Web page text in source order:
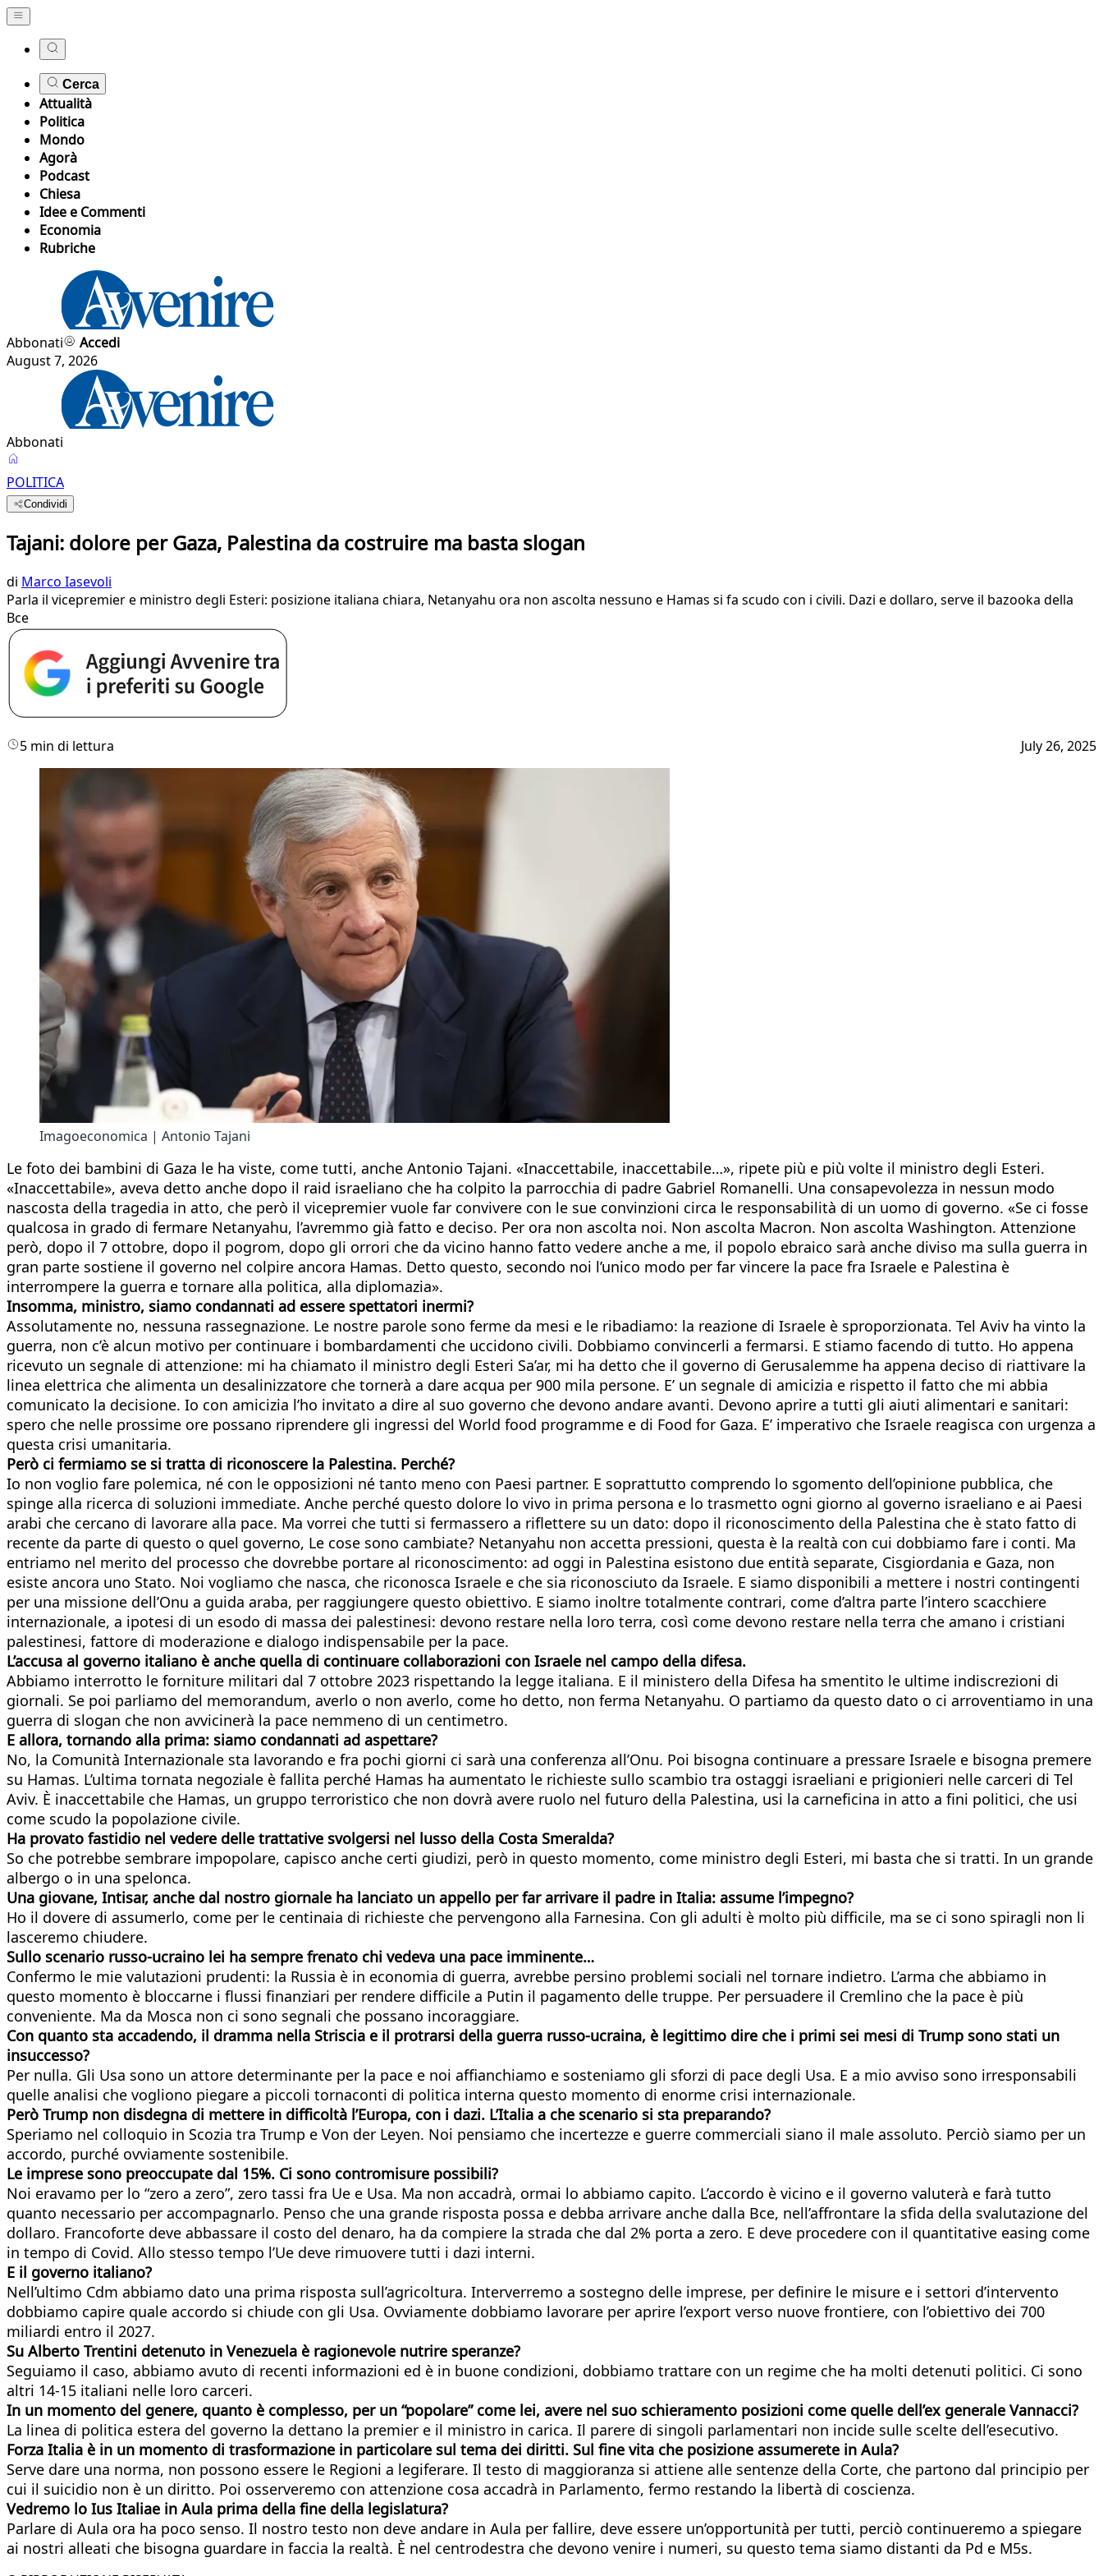
Cerca
Attualità
Politica
Mondo
Agorà
Podcast
Chiesa
Idee e Commenti
Economia
Rubriche
Abbonati
Accedi
August 7, 2026
Abbonati
POLITICA
Condividi
Tajani: dolore per Gaza, Palestina da costruire ma basta slogan
di Marco Iasevoli
Parla il vicepremier e ministro degli Esteri: posizione italiana chiara, Netanyahu ora non ascolta nessuno e Hamas si fa scudo con i civili. Dazi e dollaro, serve il bazooka della
Bce
5 min di lettura July 26, 2025
Imagoeconomica | Antonio Tajani
Le foto dei bambini di Gaza le ha viste, come tutti, anche Antonio Tajani. «Inaccettabile, inaccettabile…», ripete più e più volte il ministro degli Esteri.
«Inaccettabile», aveva detto anche dopo il raid israeliano che ha colpito la parrocchia di padre Gabriel Romanelli. Una consapevolezza in nessun modo
nascosta della tragedia in atto, che però il vicepremier vuole far convivere con le sue convinzioni circa le responsabilità di un uomo di governo. «Se ci fosse
qualcosa in grado di fermare Netanyahu, l’avremmo già fatto e deciso. Per ora non ascolta noi. Non ascolta Macron. Non ascolta Washington. Attenzione
però, dopo il 7 ottobre, dopo il pogrom, dopo gli orrori che da vicino hanno fatto vedere anche a me, il popolo ebraico sarà anche diviso ma sulla guerra in
gran parte sostiene il governo nel colpire ancora Hamas. Detto questo, secondo noi l’unico modo per far vincere la pace fra Israele e Palestina è
interrompere la guerra e tornare alla politica, alla diplomazia».
Insomma, ministro, siamo condannati ad essere spettatori inermi?
Assolutamente no, nessuna rassegnazione. Le nostre parole sono ferme da mesi e le ribadiamo: la reazione di Israele è sproporzionata. Tel Aviv ha vinto la
guerra, non c’è alcun motivo per continuare i bombardamenti che uccidono civili. Dobbiamo convincerli a fermarsi. E stiamo facendo di tutto. Ho appena
ricevuto un segnale di attenzione: mi ha chiamato il ministro degli Esteri Sa’ar, mi ha detto che il governo di Gerusalemme ha appena deciso di riattivare la
linea elettrica che alimenta un desalinizzatore che tornerà a dare acqua per 900 mila persone. E’ un segnale di amicizia e rispetto il fatto che mi abbia
comunicato la decisione. Io con amicizia l’ho invitato a dire al suo governo che devono andare avanti. Devono aprire a tutti gli aiuti alimentari e sanitari:
spero che nelle prossime ore possano riprendere gli ingressi del World food programme e di Food for Gaza. E’ imperativo che Israele reagisca con urgenza a
questa crisi umanitaria.
Però ci fermiamo se si tratta di riconoscere la Palestina. Perché?
Io non voglio fare polemica, né con le opposizioni né tanto meno con Paesi partner. E soprattutto comprendo lo sgomento dell’opinione pubblica, che
spinge alla ricerca di soluzioni immediate. Anche perché questo dolore lo vivo in prima persona e lo trasmetto ogni giorno al governo israeliano e ai Paesi
arabi che cercano di lavorare alla pace. Ma vorrei che tutti si fermassero a riflettere su un dato: dopo il riconoscimento della Palestina che è stato fatto di
recente da parte di questo o quel governo, Le cose sono cambiate? Netanyahu non accetta pressioni, questa è la realtà con cui dobbiamo fare i conti. Ma
entriamo nel merito del processo che dovrebbe portare al riconoscimento: ad oggi in Palestina esistono due entità separate, Cisgiordania e Gaza, non
esiste ancora uno Stato. Noi vogliamo che nasca, che riconosca Israele e che sia riconosciuto da Israele. E siamo disponibili a mettere i nostri contingenti
per una missione dell’Onu a guida araba, per raggiungere questo obiettivo. E siamo inoltre totalmente contrari, come d’altra parte l’intero scacchiere
internazionale, a ipotesi di un esodo di massa dei palestinesi: devono restare nella loro terra, così come devono restare nella terra che amano i cristiani
palestinesi, fattore di moderazione e dialogo indispensabile per la pace.
L’accusa al governo italiano è anche quella di continuare collaborazioni con Israele nel campo della difesa.
Abbiamo interrotto le forniture militari dal 7 ottobre 2023 rispettando la legge italiana. E il ministero della Difesa ha smentito le ultime indiscrezioni di
giornali. Se poi parliamo del memorandum, averlo o non averlo, come ho detto, non ferma Netanyahu. O partiamo da questo dato o ci arroventiamo in una
guerra di slogan che non avvicinerà la pace nemmeno di un centimetro.
E allora, tornando alla prima: siamo condannati ad aspettare?
No, la Comunità Internazionale sta lavorando e fra pochi giorni ci sarà una conferenza all’Onu. Poi bisogna continuare a pressare Israele e bisogna premere
su Hamas. L’ultima tornata negoziale è fallita perché Hamas ha aumentato le richieste sullo scambio tra ostaggi israeliani e prigionieri nelle carceri di Tel
Aviv. È inaccettabile che Hamas, un gruppo terroristico che non dovrà avere ruolo nel futuro della Palestina, usi la carneficina in atto a fini politici, che usi
come scudo la popolazione civile.
Ha provato fastidio nel vedere delle trattative svolgersi nel lusso della Costa Smeralda?
So che potrebbe sembrare impopolare, capisco anche certi giudizi, però in questo momento, come ministro degli Esteri, mi basta che si tratti. In un grande
albergo o in una spelonca.
Una giovane, Intisar, anche dal nostro giornale ha lanciato un appello per far arrivare il padre in Italia: assume l’impegno?
Ho il dovere di assumerlo, come per le centinaia di richieste che pervengono alla Farnesina. Con gli adulti è molto più difficile, ma se ci sono spiragli non li
lasceremo chiudere.
Sullo scenario russo-ucraino lei ha sempre frenato chi vedeva una pace imminente…
Confermo le mie valutazioni prudenti: la Russia è in economia di guerra, avrebbe persino problemi sociali nel tornare indietro. L’arma che abbiamo in
questo momento è bloccarne i flussi finanziari per rendere difficile a Putin il pagamento delle truppe. Per persuadere il Cremlino che la pace è più
conveniente. Ma da Mosca non ci sono segnali che possano incoraggiare.
Con quanto sta accadendo, il dramma nella Striscia e il protrarsi della guerra russo-ucraina, è legittimo dire che i primi sei mesi di Trump sono stati un
insuccesso?
Per nulla. Gli Usa sono un attore determinante per la pace e noi affianchiamo e sosteniamo gli sforzi di pace degli Usa. E a mio avviso sono irresponsabili
quelle analisi che vogliono piegare a piccoli tornaconti di politica interna questo momento di enorme crisi internazionale.
Però Trump non disdegna di mettere in difficoltà l’Europa, con i dazi. L’Italia a che scenario si sta preparando?
Speriamo nel colloquio in Scozia tra Trump e Von der Leyen. Noi pensiamo che incertezze e guerre commerciali siano il male assoluto. Perciò siamo per un
accordo, purché ovviamente sostenibile.
Le imprese sono preoccupate dal 15%. Ci sono contromisure possibili?
Noi eravamo per lo “zero a zero”, zero tassi fra Ue e Usa. Ma non accadrà, ormai lo abbiamo capito. L’accordo è vicino e il governo valuterà e farà tutto
quanto necessario per accompagnarlo. Penso che una grande risposta possa e debba arrivare anche dalla Bce, nell’affrontare la sfida della svalutazione del
dollaro. Francoforte deve abbassare il costo del denaro, ha da compiere la strada che dal 2% porta a zero. E deve procedere con il quantitative easing come
in tempo di Covid. Allo stesso tempo l’Ue deve rimuovere tutti i dazi interni.
E il governo italiano?
Nell’ultimo Cdm abbiamo dato una prima risposta sull’agricoltura. Interverremo a sostegno delle imprese, per definire le misure e i settori d’intervento
dobbiamo capire quale accordo si chiude con gli Usa. Ovviamente dobbiamo lavorare per aprire l’export verso nuove frontiere, con l’obiettivo dei 700
miliardi entro il 2027.
Su Alberto Trentini detenuto in Venezuela è ragionevole nutrire speranze?
Seguiamo il caso, abbiamo avuto di recenti informazioni ed è in buone condizioni, dobbiamo trattare con un regime che ha molti detenuti politici. Ci sono
altri 14-15 italiani nelle loro carceri.
In un momento del genere, quanto è complesso, per un “popolare” come lei, avere nel suo schieramento posizioni come quelle dell’ex generale Vannacci?
La linea di politica estera del governo la dettano la premier e il ministro in carica. Il parere di singoli parlamentari non incide sulle scelte dell’esecutivo.
Forza Italia è in un momento di trasformazione in particolare sul tema dei diritti. Sul fine vita che posizione assumerete in Aula?
Serve dare una norma, non possono essere le Regioni a legiferare. Il testo di maggioranza si attiene alle sentenze della Corte, che partono dal principio per
cui il suicidio non è un diritto. Poi osserveremo con attenzione cosa accadrà in Parlamento, fermo restando la libertà di coscienza.
Vedremo lo Ius Italiae in Aula prima della fine della legislatura?
Parlare di Aula ora ha poco senso. Il nostro testo non deve andare in Aula per fallire, deve essere un’opportunità per tutti, perciò continueremo a spiegare
ai nostri alleati che bisogna guardare in faccia la realtà. È nel centrodestra che devono venire i numeri, su questo tema siamo distanti da Pd e M5s.